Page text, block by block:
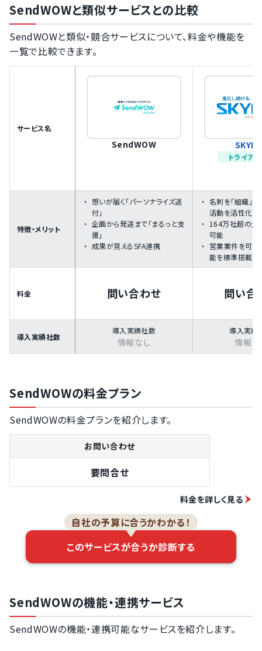
SendWOWと類似サービスとの比較
SendWOWと類似・競合サービスについて、料金や機能を
一覧で比較できます。
サービス名
SendWOW
トライア
特徴・メリット
想いが届く「パーソナライズ送
付」
企画から発送まで「まるっと支
援」
成果が見えるSFA連携
名刺を「組織」
活動を活性化
164万社超の企
可能
営業案件を可視
能を標準搭載
料金 問い合わせ 問い合
導入実績社数
導入実績社数
情報なし
導入実績
情報な
SendWOWの料金プラン
SendWOWの料金プランを紹介します。
お問い合わせ
要問合せ
料金を詳しく見る
自社の予算に合うかわかる！
このサービスが合うか診断する
SendWOWの機能・連携サービス
SendWOWの機能・連携可能なサービスを紹介します。